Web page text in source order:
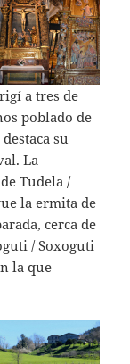
a tres de
poblado de
su
La
Tudela /
la ermita de
cerca de
/ Soxoguti
la que